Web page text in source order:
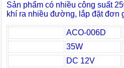
Sản phẩm có nhiều công suất
khí ra nhiều đường, lắp đặt đơn
ACO-006D
35W
DC 12V